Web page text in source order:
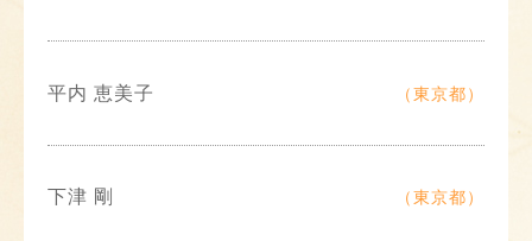
平内 恵美子 （東京都）
下津 剛 （東京都）